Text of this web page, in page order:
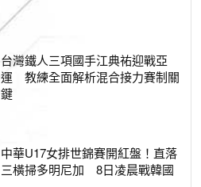
台灣鐵人三項國手江典祐迎戰亞
運 教練全面解析混合接力賽制關
鍵
中華U17女排世錦賽開紅盤！直落
三橫掃多明尼加 8日凌晨戰韓國